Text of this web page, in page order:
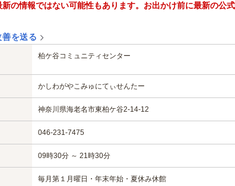
の情報ではない可能性もあります。お出かけ前に最新の公
善を送る
柏ケ谷コミュニティセンター
かしわがやこみゅにてぃせんたー
神奈川県海老名市東柏ケ谷2-14-12
046-231-7475
09時30分 ～ 21時30分
毎月第１月曜日・年末年始・夏休み休館